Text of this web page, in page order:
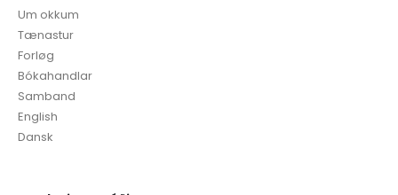
Um okkum
Tænastur
Forløg
Bókahandlar
Samband
English
Dansk